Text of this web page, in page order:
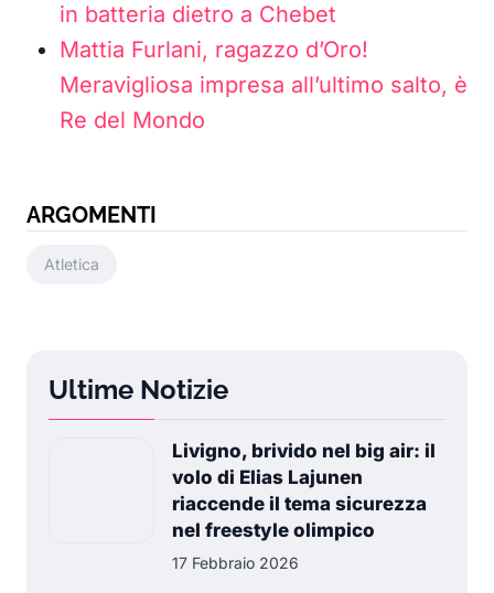
in batteria dietro a Chebet
Mattia Furlani, ragazzo d’Oro!
Meravigliosa impresa all’ultimo salto, è
Re del Mondo
ARGOMENTI
Atletica
Ultime Notizie
Livigno, brivido nel big air: il
volo di Elias Lajunen
riaccende il tema sicurezza
nel freestyle olimpico
17 Febbraio 2026